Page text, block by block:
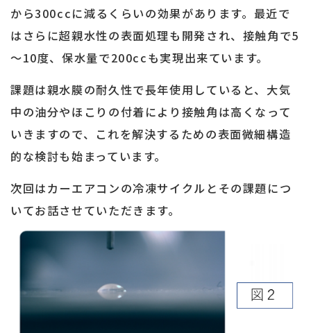
から300ccに減るくらいの効果があります。最近で
はさらに超親水性の表面処理も開発され、接触角で5
～10度、保水量で200ccも実現出来ています。
課題は親水膜の耐久性で長年使用していると、大気
中の油分やほこりの付着により接触角は高くなって
いきますので、これを解決するための表面微細構造
的な検討も始まっています。
次回はカーエアコンの冷凍サイクルとその課題につ
いてお話させていただきます。